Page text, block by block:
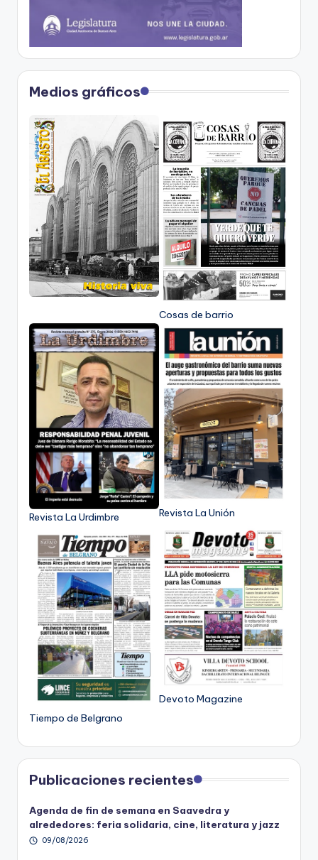
Medios gráficos
Cosas de barrio
Revista La Urdimbre Revista La Unión
Tiempo de Belgrano
Devoto Magazine
Publicaciones recientes
Agenda de fin de semana en Saavedra y
alrededores: feria solidaria, cine, literatura y jazz
09/08/2026